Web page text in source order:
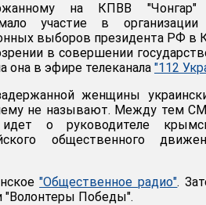
на КПВВ "Чонгар"
участие в
выборов президента РФ в
в совершении
она в эфире телеканала "112
женщины
не называют. Между тем
о руководителе
общественного
"Общественное радио".
"Волонтеры Победы".